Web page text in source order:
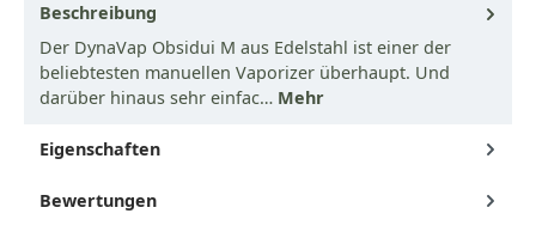
Beschreibung
Der DynaVap Obsidui M aus Edelstahl ist einer der
beliebtesten manuellen Vaporizer überhaupt. Und
darüber hinaus sehr einfac… Mehr
Eigenschaften
Bewertungen